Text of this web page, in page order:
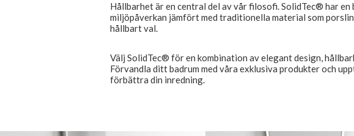
Hållbarhet är en central del av vår filosofi. SolidTec® har
miljöpåverkan jämfört med traditionella material som
hållbart val.
Välj SolidTec® för en kombination av elegant design,
Förvandla ditt badrum med våra exklusiva produkter och
förbättra din inredning.